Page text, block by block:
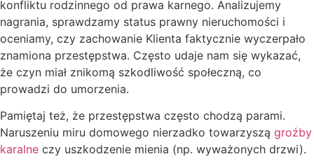
konfliktu rodzinnego od prawa karnego. Analizujemy
nagrania, sprawdzamy status prawny nieruchomości i
oceniamy, czy zachowanie Klienta faktycznie wyczerpało
znamiona przestępstwa. Często udaje nam się wykazać,
że czyn miał znikomą szkodliwość społeczną, co
prowadzi do umorzenia.
Pamiętaj też, że przestępstwa często chodzą parami.
Naruszeniu miru domowego nierzadko towarzyszą groźby
karalne czy uszkodzenie mienia (np. wyważonych drzwi).